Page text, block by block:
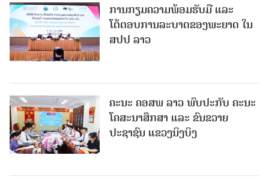
ການກຽມຄວາມພ້ອມຮັບມື ແລະ
ໂຕ້ຕອບການລະບາດຂອງພະຍາດ ໃນ
ສປປ ລາວ
ຄະນະ ຄອສພ ລາວ ພົບປະກັບ ຄະນະ
ໂຄສະນາສຶກສາ ແລະ ຂົນຂວາຍ
ປະຊາຊົນ ແຂວງນິງບິງ